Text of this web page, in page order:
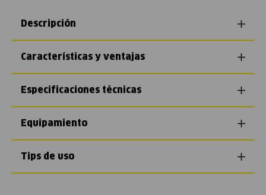
Descripción
Características y ventajas
Especificaciones técnicas
Equipamiento
Tips de uso